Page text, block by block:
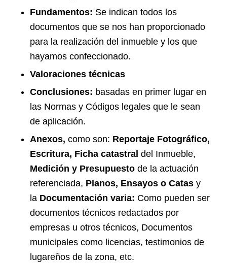
Fundamentos: Se indican todos los
documentos que se nos han proporcionado
para la realización del inmueble y los que
hayamos confeccionado.
Valoraciones técnicas
Conclusiones: basadas en primer lugar en
las Normas y Códigos legales que le sean
de aplicación.
Anexos, como son: Reportaje Fotográfico,
Escritura, Ficha catastral del Inmueble,
Medición y Presupuesto de la actuación
referenciada, Planos, Ensayos o Catas y
la Documentación varia: Como pueden ser
documentos técnicos redactados por
empresas u otros técnicos, Documentos
municipales como licencias, testimonios de
lugareños de la zona, etc.